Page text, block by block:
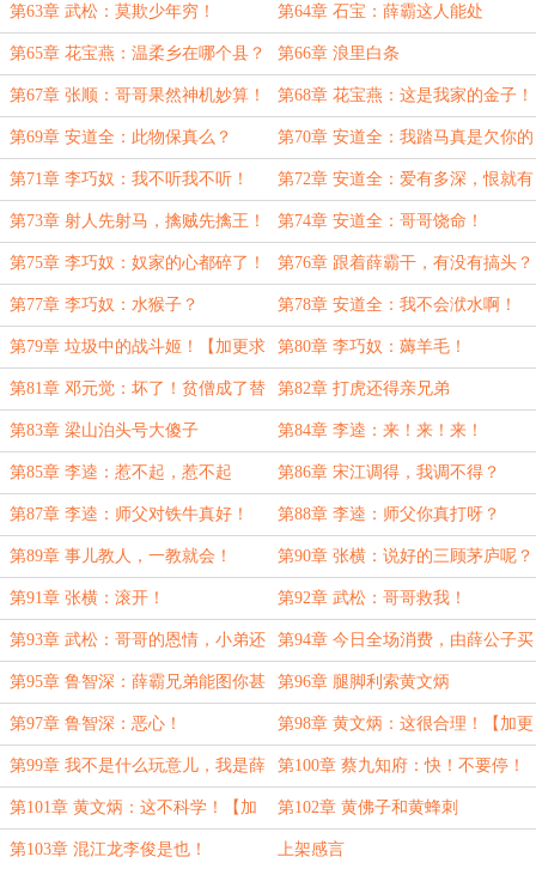
觉！
第63章 武松：莫欺少年穷！ 第64章 石宝：薛霸这人能处
第65章 花宝燕：温柔乡在哪个县？ 第66章 浪里白条
第67章 张顺：哥哥果然神机妙算！ 第68章 花宝燕：这是我家的金子！
第69章 安道全：此物保真么？ 第70章 安道全：我踏马真是欠你的
第71章 李巧奴：我不听我不听！ 第72章 安道全：爱有多深，恨就有
多深！
第73章 射人先射马，擒贼先擒王！
【加更求追读】
第74章 安道全：哥哥饶命！
第75章 李巧奴：奴家的心都碎了！ 第76章 跟着薛霸干，有没有搞头？
【加更求追读】
第77章 李巧奴：水猴子？ 第78章 安道全：我不会洑水啊！
第79章 垃圾中的战斗姬！【加更求
追读】
第80章 李巧奴：薅羊毛！
第81章 邓元觉：坏了！贫僧成了替
身了！
第82章 打虎还得亲兄弟
第83章 梁山泊头号大傻子 第84章 李逵：来！来！来！
第85章 李逵：惹不起，惹不起 第86章 宋江调得，我调不得？
第87章 李逵：师父对铁牛真好！ 第88章 李逵：师父你真打呀？
第89章 事儿教人，一教就会！ 第90章 张横：说好的三顾茅庐呢？
【加更求追读】
第91章 张横：滚开！ 第92章 武松：哥哥救我！
第93章 武松：哥哥的恩情，小弟还
不完
第94章 今日全场消费，由薛公子买
单！
第95章 鲁智深：薛霸兄弟能图你甚
么？【加更求月票】
第96章 腿脚利索黄文炳
第97章 鲁智深：恶心！ 第98章 黄文炳：这很合理！【加更
求月票】
第99章 我不是什么玩意儿，我是薛
霸！
第100章 蔡九知府：快！不要停！
第101章 黄文炳：这不科学！【加
更求月票】
第102章 黄佛子和黄蜂刺
第103章 混江龙李俊是也！ 上架感言